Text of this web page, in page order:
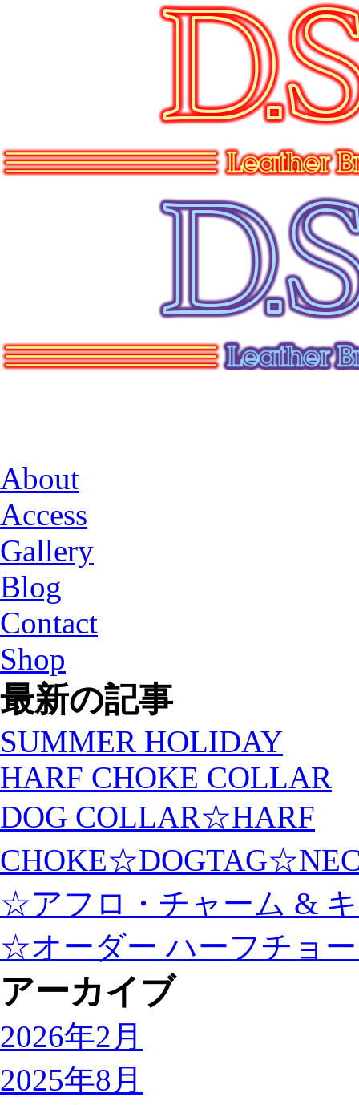
About
Access
Gallery
Blog
Contact
Shop
最新の記事
SUMMER HOLIDAY
HARF CHOKE COLLAR
DOG COLLAR☆HARF
☆アフロ・チャーム &
☆オーダー ハーフチョ
アーカイブ
2026年2月
2025年8月